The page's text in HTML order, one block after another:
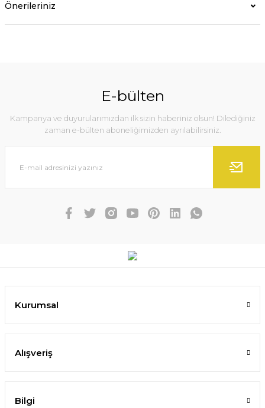
Önerileriniz
E-bülten
Kampanya ve duyurularımızdan ilk sizin haberiniz olsun! Dilediğiniz
zaman e-bülten aboneliğimizden ayrılabilirsiniz.
Kurumsal
Alışveriş
Bilgi